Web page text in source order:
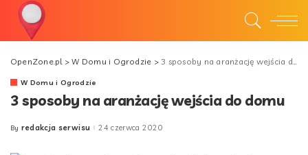
OpenZone.pl>W Domu i Ogrodzie >3 sposoby na aranżację wejścia do domu
W Domu i Ogrodzie
3 sposoby na aranżację wejścia do domu
Posted
By redakcja serwisu 24 czerwca 2020